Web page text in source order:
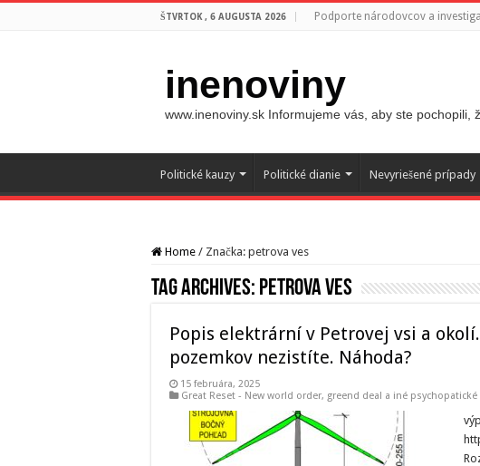
ŠTVRTOK , 6 AUGUSTA 2026 Podporte národovcov a
inenoviny
www.inenoviny.sk Informujeme vás, aby ste
Politické kauzy Politické dianie Nevyriešené prípady
Home / Značka: petrova ves
Tag Archives: petrova ves
Popis elektrární v Petrovej vsi a
pozemkov nezistíte. Náhoda?
15 februára, 2025
Great Reset - New world order, greend deal a iné psychopatické